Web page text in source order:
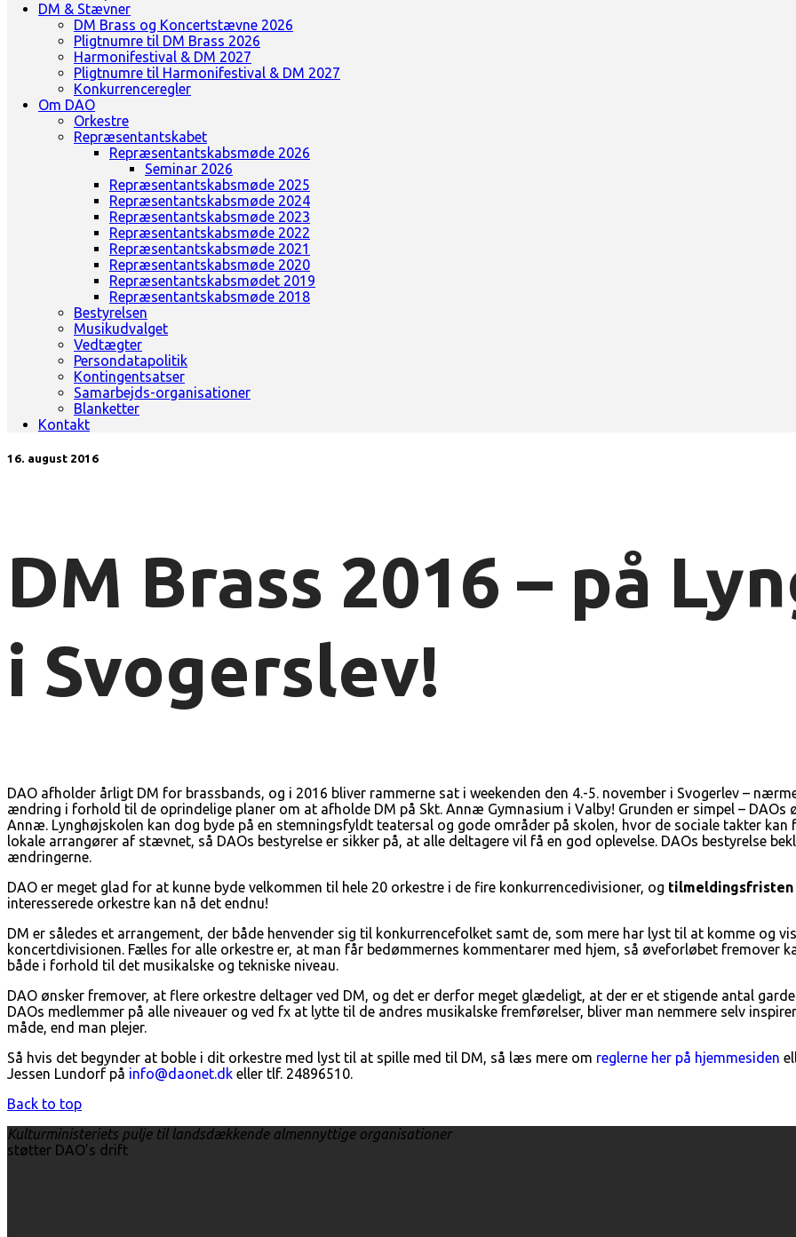
DM & Stævner
DM Brass og Koncertstævne 2026
Pligtnumre til DM Brass 2026
Harmonifestival & DM 2027
Pligtnumre til Harmonifestival & DM 2027
Konkurrenceregler
Om DAO
Orkestre
Repræsentantskabet
Repræsentantskabsmøde 2026
Seminar 2026
Repræsentantskabsmøde 2025
Repræsentantskabsmøde 2024
Repræsentantskabsmøde 2023
Repræsentantskabsmøde 2022
Repræsentantskabsmøde 2021
Repræsentantskabsmøde 2020
Repræsentantskabsmødet 2019
Repræsentantskabsmøde 2018
Bestyrelsen
Musikudvalget
Vedtægter
Persondatapolitik
Kontingentsatser
Samarbejds-organisationer
Blanketter
Kontakt
16. august 2016
DM Brass 2016 – på
i Svogerslev!
DAO afholder årligt DM for brassbands, og i 2016 bliver rammerne sat i weekenden den 4.-5. november i Svogerlev –
ændring i forhold til de oprindelige planer om at afholde DM på Skt. Annæ Gymnasium i Valby! Grunden er simpel –
Annæ. Lynghøjskolen kan dog byde på en stemningsfyldt teatersal og gode områder på skolen, hvor de sociale takter
lokale arrangører af stævnet, så DAOs bestyrelse er sikker på, at alle deltagere vil få en god oplevelse. DAOs bestyrelse
ændringerne.
DAO er meget glad for at kunne byde velkommen til hele 20 orkestre i de fire konkurrencedivisioner, og tilmeldingsfristen
interesserede orkestre kan nå det endnu!
DM er således et arrangement, der både henvender sig til konkurrencefolket samt de, som mere har lyst til at komme og
koncertdivisionen. Fælles for alle orkestre er, at man får bedømmernes kommentarer med hjem, så øveforløbet fremover
både i forhold til det musikalske og tekniske niveau.
DAO ønsker fremover, at flere orkestre deltager ved DM, og det er derfor meget glædeligt, at der er et stigende antal
DAOs medlemmer på alle niveauer og ved fx at lytte til de andres musikalske fremførelser, bliver man nemmere selv
måde, end man plejer.
Så hvis det begynder at boble i dit orkestre med lyst til at spille med til DM, så læs mere om reglerne her på hjemmesiden
Jessen Lundorf på info@daonet.dk eller tlf. 24896510.
Back to top
Kulturministeriets pulje til landsdækkende almennyttige organisationer
støtter DAO’s drift